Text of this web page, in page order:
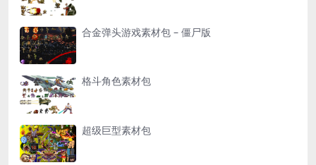
合金弹头游戏素材包 – 僵尸版
格斗角色素材包
超级巨型素材包